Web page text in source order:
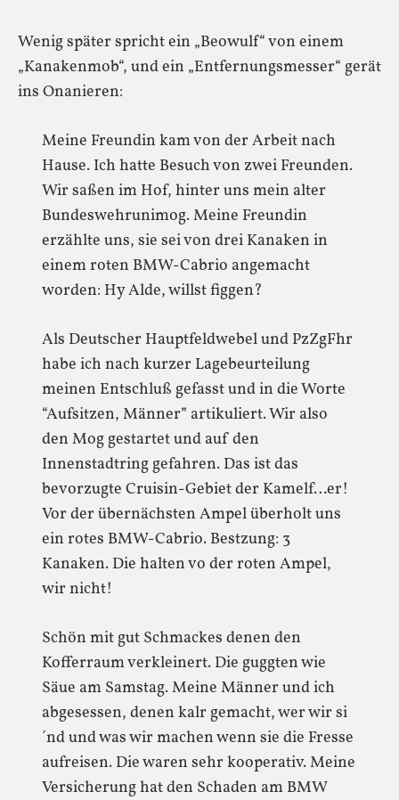
Wenig später spricht ein „Beowulf“ von einem
„Kanakenmob“, und ein „Entfernungsmesser“ gerät
ins Onanieren:
Meine Freundin kam von der Arbeit nach
Hause. Ich hatte Besuch von zwei Freunden.
Wir saßen im Hof, hinter uns mein alter
Bundeswehrunimog. Meine Freundin
erzählte uns, sie sei von drei Kanaken in
einem roten BMW-Cabrio angemacht
worden: Hy Alde, willst figgen?
Als Deutscher Hauptfeldwebel und PzZgFhr
habe ich nach kurzer Lagebeurteilung
meinen Entschluß gefasst und in die Worte
“Aufsitzen, Männer” artikuliert. Wir also
den Mog gestartet und auf den
Innenstadtring gefahren. Das ist das
bevorzugte Cruisin-Gebiet der Kamelf…er!
Vor der übernächsten Ampel überholt uns
ein rotes BMW-Cabrio. Bestzung: 3
Kanaken. Die halten vo der roten Ampel,
wir nicht!
Schön mit gut Schmackes denen den
Kofferraum verkleinert. Die guggten wie
Säue am Samstag. Meine Männer und ich
abgesessen, denen kalr gemacht, wer wir si
´nd und was wir machen wenn sie die Fresse
aufreisen. Die waren sehr kooperativ. Meine
Versicherung hat den Schaden am BMW